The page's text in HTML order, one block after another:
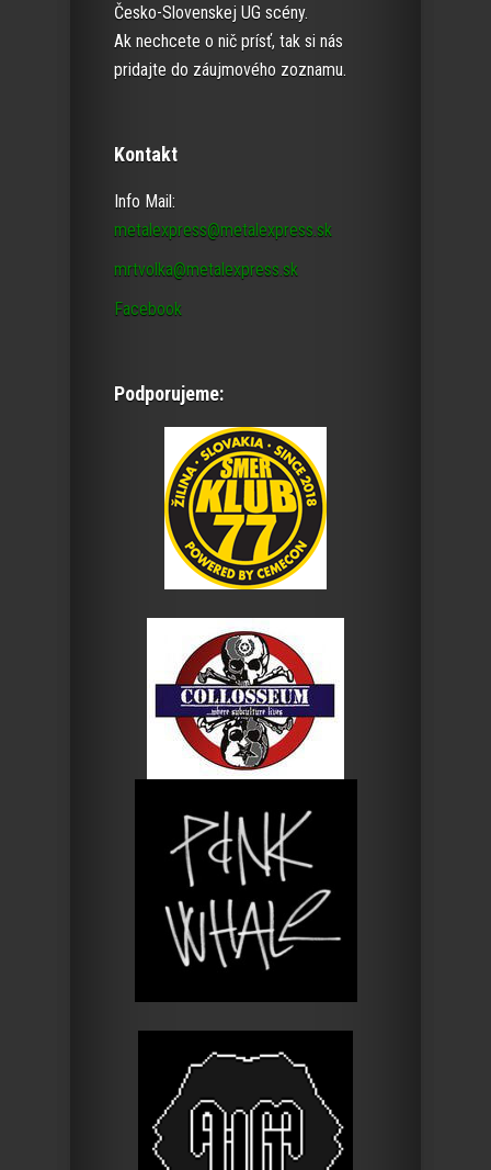
Česko-Slovenskej UG scény.
Ak nechcete o nič prísť, tak si nás
pridajte do záujmového zoznamu.
Kontakt
Info Mail:
metalexpress@metalexpress.sk
mrtvolka@metalexpress.sk
Facebook
Podporujeme: